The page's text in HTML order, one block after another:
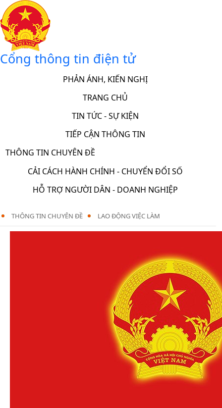
Cổng thông tin điện tử
PHẢN ÁNH, KIẾN NGHỊ
TRANG CHỦ
TIN TỨC - SỰ KIỆN
TIẾP CẬN THÔNG TIN
THÔNG TIN CHUYÊN ĐỀ
CẢI CÁCH HÀNH CHÍNH - CHUYỂN ĐỔI SỐ
HỖ TRỢ NGƯỜI DÂN - DOANH NGHIỆP
THÔNG TIN CHUYÊN ĐỀ LAO ĐỘNG VIỆC LÀM